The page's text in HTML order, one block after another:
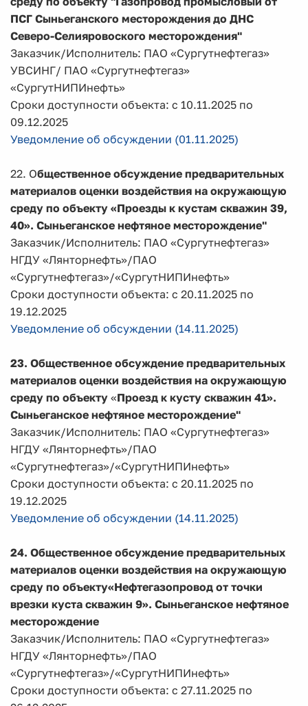
ПСГ Сыньеганского месторождения до ДНС
Северо-Селияровоского месторождения"
Заказчик/Исполнитель: ПАО «Сургутнефтегаз»
УВСИНГ/ ПАО «Сургутнефтегаз»
«СургутНИПИнефть»
Сроки доступности объекта: с 10.11.2025 по
09.12.2025
Уведомление об обсуждении (01.11.2025)
22. Общественное обсуждение предварительных
материалов оценки воздействия на окружающую
среду по объекту «Проезды к кустам скважин 39,
40». Сыньеганское нефтяное месторождение"
Заказчик/Исполнитель: ПАО «Сургутнефтегаз»
НГДУ «Лянторнефть»/ПАО
«Сургутнефтегаз»/«СургутНИПИнефть»
Сроки доступности объекта: с 20.11.2025 по
19.12.2025
Уведомление об обсуждении (14.11.2025)
23. Общественное обсуждение предварительных
материалов оценки воздействия на окружающую
среду по объекту «Проезд к кусту скважин 41».
Сыньеганское нефтяное месторождение"
Заказчик/Исполнитель: ПАО «Сургутнефтегаз»
НГДУ «Лянторнефть»/ПАО
«Сургутнефтегаз»/«СургутНИПИнефть»
Сроки доступности объекта: с 20.11.2025 по
19.12.2025
Уведомление об обсуждении (14.11.2025)
24. Общественное обсуждение предварительных
материалов оценки воздействия на окружающую
среду по объекту«Нефтегазопровод от точки
врезки куста скважин 9». Сыньеганское нефтяное
месторождение
Заказчик/Исполнитель: ПАО «Сургутнефтегаз»
НГДУ «Лянторнефть»/ПАО
«Сургутнефтегаз»/«СургутНИПИнефть»
Сроки доступности объекта: с 27.11.2025 по